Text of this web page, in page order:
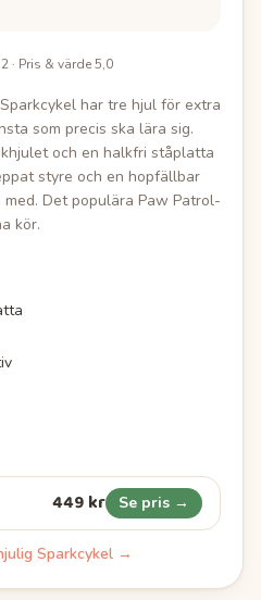
· Pris & värde 5,0
har tre hjul för extra
som precis ska lära sig.
och en halkfri ståplatta
styre och en hopfällbar
Det populära Paw Patrol-
kör.
449 kr Se pris →
Sparkcykel →